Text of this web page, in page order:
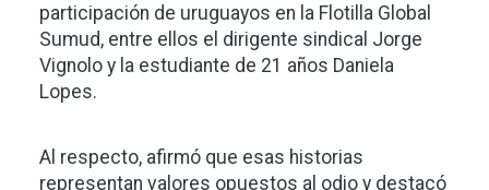
participación de uruguayos en la Flotilla Global
Sumud, entre ellos el dirigente sindical Jorge
Vignolo y la estudiante de 21 años Daniela
Lopes.
Al respecto, afirmó que esas historias
representan valores opuestos al odio y destacó